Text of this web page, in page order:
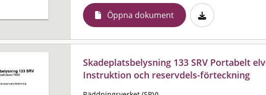
Öppna dokument
Skadeplatsbelysning 133 SRV Portabelt
Instruktion och reservdels-förteckning